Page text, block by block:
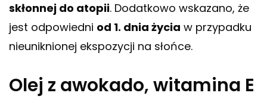
skłonnej do atopii. Dodatkowo wskazano, że
jest odpowiedni od 1. dnia życia w przypadku
nieuniknionej ekspozycji na słońce.
Olej z awokado, witamina E